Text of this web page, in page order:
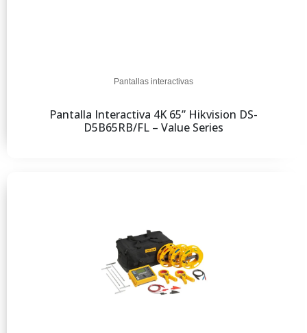
Pantallas interactivas
Pantalla Interactiva 4K 65” Hikvision DS-
D5B65RB/FL – Value Series